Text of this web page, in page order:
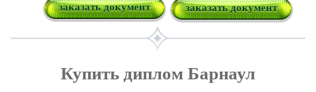
заказать документ заказать документ
Купить диплом Барнаул